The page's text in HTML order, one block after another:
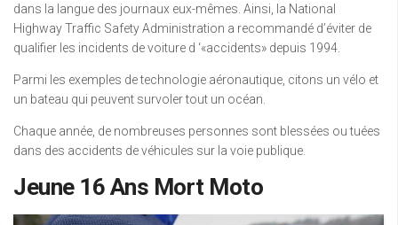
dans la langue des journaux eux-mêmes. Ainsi, la National
Highway Traffic Safety Administration a recommandé d’éviter de
qualifier les incidents de voiture d ‘«accidents» depuis 1994.
Parmi les exemples de technologie aéronautique, citons un vélo et
un bateau qui peuvent survoler tout un océan.
Chaque année, de nombreuses personnes sont blessées ou tuées
dans des accidents de véhicules sur la voie publique.
Jeune 16 Ans Mort Moto